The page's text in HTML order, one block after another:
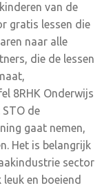
van de
gratis lessen die
naar alle
die de lessen
8RHK Onderwijs
de
gaat nemen,
Het is belangrijk
sector
en boeiend